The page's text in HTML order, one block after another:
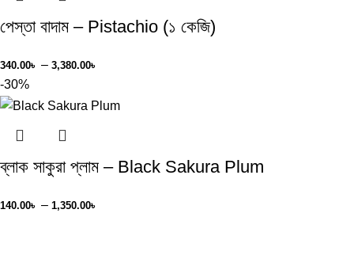
পেস্তা বাদাম – Pistachio (১ কেজি)
340.00৳ – 3,380.00৳
-30%
ব্লাক সাকুরা প্লাম – Black Sakura Plum
140.00৳ – 1,350.00৳